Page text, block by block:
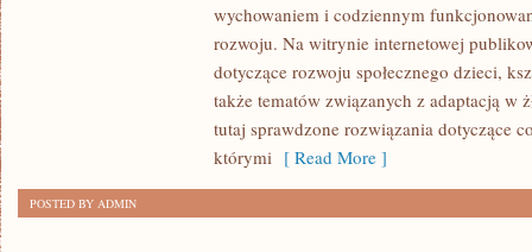
wychowaniem i codziennym
rozwoju. Na witrynie internetowej
dotyczące rozwoju społecznego dzieci,
także tematów związanych z adaptacją w
tutaj sprawdzone rozwiązania dotyczące
którymi [ Read More ]
POSTED BY ADMIN